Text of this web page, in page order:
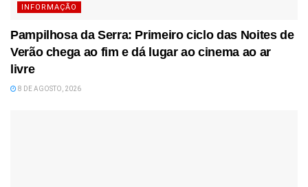
INFORMAÇÃO
Pampilhosa da Serra: Primeiro ciclo das Noites de
Verão chega ao fim e dá lugar ao cinema ao ar
livre
8 DE AGOSTO, 2026